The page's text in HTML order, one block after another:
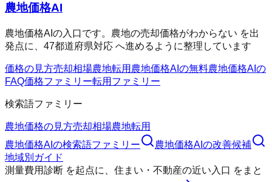
農地価格AI
農地価格AIの入口です。農地の売却価格がわからない を出
発点に、47都道府県対応 へ進めるように整理しています
価格の見方売却相場農地転用 農地価格AIの無料農地価格AIの
FAQ価格ファミリー転用ファミリー
検索語ファミリー
農地価格の見方売却相場農地転用
農地価格AI の検索語ファミリー 農地価格AI の改善候補
地域別ガイド
測量費用診断 を起点に、 住まい・不動産の近い入口 をまと